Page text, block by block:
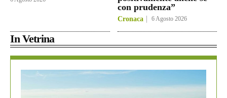
con prudenza”
Cronaca 6 Agosto 2026
In Vetrina